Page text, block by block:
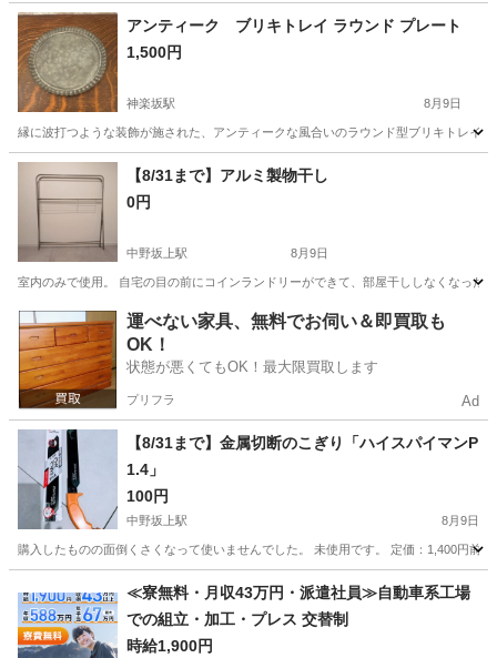
東京 江戸川区 葛西臨海公園駅 家庭用品 バラ
アンティーク ブリキトレイ ラウンド プレート
1,500円
神楽坂駅 8月9日
縁に波打つような装飾が施された、アンティークな風合いのラウンド型ブリキトレイ
東京 新宿区 神楽坂駅
【8/31まで】アルミ製物干し
0円
中野坂上駅 8月9日
室内のみで使用。 自宅の目の前にコインランドリーができて、部屋干ししなくなっ
東京 中野区 中野坂上駅 洗濯用品
運べない家具、無料でお伺い＆即買取も
OK！
状態が悪くてもOK！最大限買取します
プリフラ Ad
【8/31まで】金属切断のこぎり「ハイスパイマンP
1.4」
100円
中野坂上駅 8月9日
購入したものの面倒くさくなって使いませんでした。 未使用です。 定価：1,400円前
中野坂上駅 家庭用品
≪寮無料・月収43万円・派遣社員≫自動車系工場
での組立・加工・プレス 交替制
時給1,900円